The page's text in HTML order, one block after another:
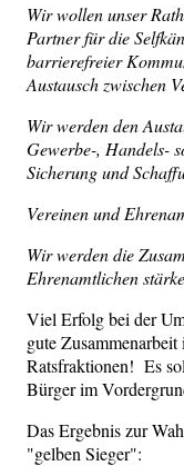
Wir wollen unser
Partner für die
barrierefreier
Austausch zwischen
Wir werden den
Gewerbe-, Handels-
Sicherung und
Vereinen und
Wir werden die
Ehrenamtlichen
Viel Erfolg bei der
gute
Ratsfraktionen! Es
Bürger im
Das Ergebnis zur
"gelben Sieger":